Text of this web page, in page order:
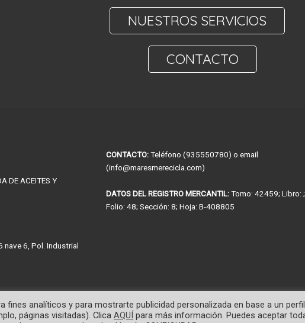
NUESTROS SERVICIOS
CONTACTO
DE ACEITES Y
nave 6, Pol. Industrial
CONTACTO:Teléfono (935550780) o email
(info@maresmerecicla.com)
DATOS DEL REGISTRO MERCANTIL:Tomo: 42459; Libro: ;
Folio: 48; Sección: 8; Hoja: B-408805
S.L. Empresa del Grupo CIE Automotive
fines analíticos y para mostrarte publicidad personalizada en base a un
páginas visitadas). Clica AQUÍ para más información. Puedes aceptar